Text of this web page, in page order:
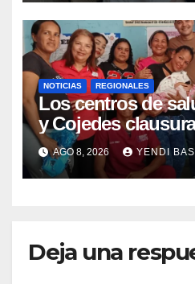
NOTICIAS REGIONALES
Los centros de
y Cojedes
Semana Mundial
Materna
AGO 8, 2026 YENDI
Deja una